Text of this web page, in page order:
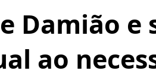
Damião
ao